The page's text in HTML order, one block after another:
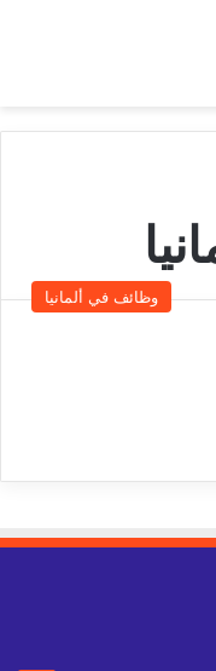
وظائف في ألمانيا